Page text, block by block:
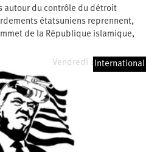
autour du contrôle du détroit
étatsuniens reprennent,
de la République islamique,
Vendredi 17 juillet 2026
International